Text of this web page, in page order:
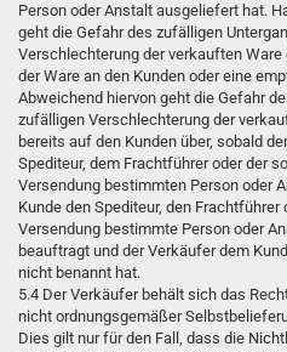
Person oder Anstalt ausgeliefert hat.
geht die Gefahr des zufälligen
Verschlechterung der verkauften
der Ware an den Kunden oder eine
Abweichend hiervon geht die Gefahr
zufälligen Verschlechterung der
bereits auf den Kunden über, sobald
Spediteur, dem Frachtführer oder der
Versendung bestimmten Person oder
Kunde den Spediteur, den
Versendung bestimmte Person oder
beauftragt und der Verkäufer dem
nicht benannt hat.
5.4 Der Verkäufer behält sich das
nicht ordnungsgemäßer
Dies gilt nur für den Fall, dass die